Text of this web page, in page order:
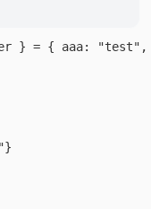
} = { aaa: "test",